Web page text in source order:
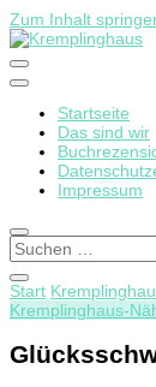
Zum Inhalt
Startseite
Das sind wir
Impressum
Suchen
nach:
Start
Kremplinghaus-